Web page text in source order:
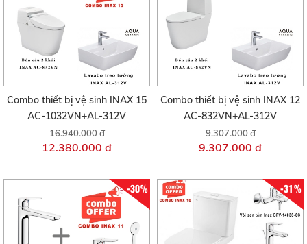
Combo thiết bị vệ sinh INAX 15
AC-1032VN+AL-312V
16.940.000 đ
12.380.000 đ
Combo thiết bị vệ sinh INAX 12
AC-832VN+AL-312V
9.307.000 đ
9.307.000 đ
-30% -31%